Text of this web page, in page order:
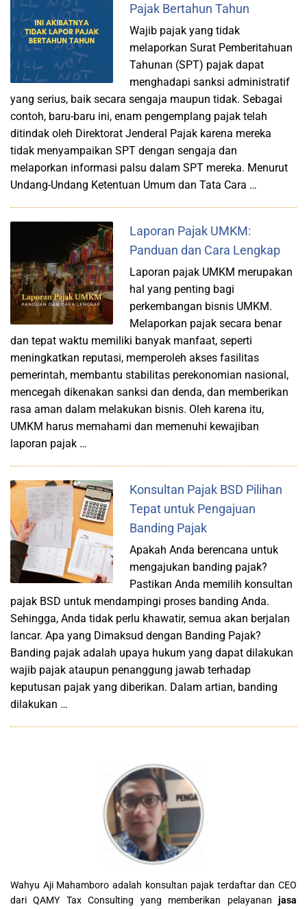
Pajak Bertahun Tahun
Wajib pajak yang tidak
melaporkan Surat Pemberitahuan
Tahunan (SPT) pajak dapat
menghadapi sanksi administratif
yang serius, baik secara sengaja maupun tidak. Sebagai
contoh, baru-baru ini, enam pengemplang pajak telah
ditindak oleh Direktorat Jenderal Pajak karena mereka
tidak menyampaikan SPT dengan sengaja dan
melaporkan informasi palsu dalam SPT mereka. Menurut
Undang-Undang Ketentuan Umum dan Tata Cara …
Laporan Pajak UMKM:
Panduan dan Cara Lengkap
Laporan pajak UMKM merupakan
hal yang penting bagi
perkembangan bisnis UMKM.
Melaporkan pajak secara benar
dan tepat waktu memiliki banyak manfaat, seperti
meningkatkan reputasi, memperoleh akses fasilitas
pemerintah, membantu stabilitas perekonomian nasional,
mencegah dikenakan sanksi dan denda, dan memberikan
rasa aman dalam melakukan bisnis. Oleh karena itu,
UMKM harus memahami dan memenuhi kewajiban
laporan pajak …
Konsultan Pajak BSD Pilihan
Tepat untuk Pengajuan
Banding Pajak
Apakah Anda berencana untuk
mengajukan banding pajak?
Pastikan Anda memilih konsultan
pajak BSD untuk mendampingi proses banding Anda.
Sehingga, Anda tidak perlu khawatir, semua akan berjalan
lancar. Apa yang Dimaksud dengan Banding Pajak?
Banding pajak adalah upaya hukum yang dapat dilakukan
wajib pajak ataupun penanggung jawab terhadap
keputusan pajak yang diberikan. Dalam artian, banding
dilakukan …
Wahyu Aji Mahamboro adalah konsultan pajak terdaftar dan CEO
dari QAMY Tax Consulting yang memberikan pelayanan jasa